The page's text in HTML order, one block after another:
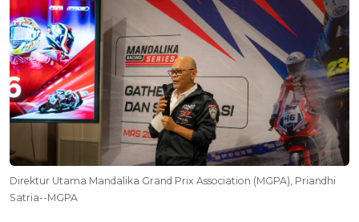
Direktur Utama Mandalika Grand Prix Association (MGPA), Priandhi
Satria--MGPA